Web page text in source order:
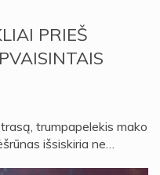
PRIEŠ
trumpapelekis mako
išsiskiria ne…